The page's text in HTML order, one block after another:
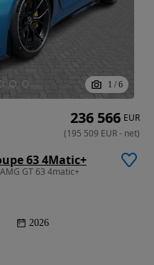
1 / 6
63 4Matic+
GT 63 4matic+
2026
236 566 EUR
(195 509 EUR- net)